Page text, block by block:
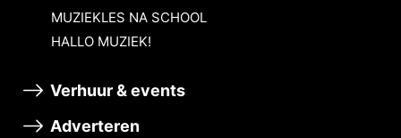
MUZIEKLES NA SCHOOL
HALLO MUZIEK!
Verhuur & events
Adverteren